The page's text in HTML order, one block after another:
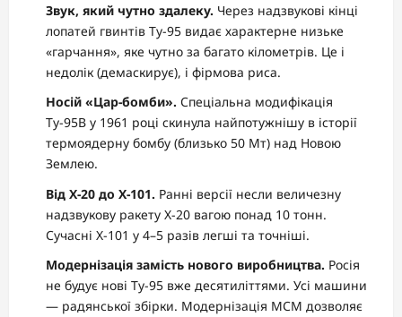
Звук, який чутно здалеку. Через надзвукові кінці
лопатей гвинтів Ту-95 видає характерне низьке
«гарчання», яке чутно за багато кілометрів. Це і
недолік (демаскирує), і фірмова риса.
Носій «Цар-бомби». Спеціальна модифікація
Ту-95В у 1961 році скинула найпотужнішу в історії
термоядерну бомбу (близько 50 Мт) над Новою
Землею.
Від Х-20 до Х-101. Ранні версії несли величезну
надзвукову ракету Х-20 вагою понад 10 тонн.
Сучасні Х-101 у 4–5 разів легші та точніші.
Модернізація замість нового виробництва. Росія
не будує нові Ту-95 вже десятиліттями. Усі машини
— радянської збірки. Модернізація МСМ дозволяє